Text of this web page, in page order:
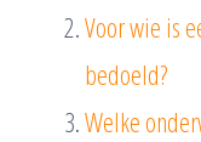
Voor wie is
bedoeld?
Welke